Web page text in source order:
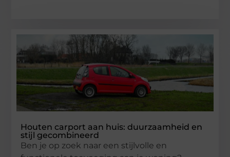
Houten carport aan huis: duurzaamheid en
stijl gecombineerd
Ben je op zoek naar een stijlvolle en